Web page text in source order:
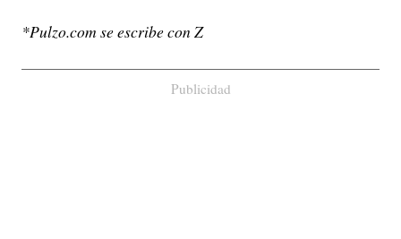
*Pulzo.com se escribe con Z
Publicidad